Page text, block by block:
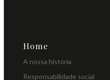
Home
A nossa história
Responsabilidade social